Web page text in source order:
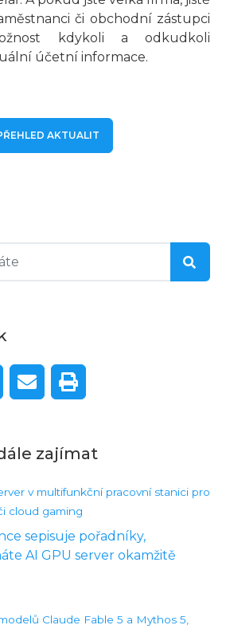
zajímat
v multifunkční pracovní stanici pro
cloud gaming
sepisuje pořadníky,
AI GPU server okamžitě
Claude Fable 5 a Mythos 5,
či obchodní zástupci
kdykoli a odkudkoli
účetní informace.
AKTUALIT